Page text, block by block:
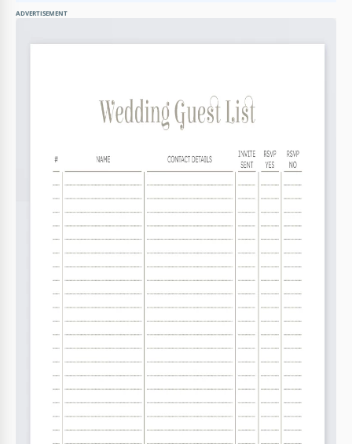
ADVERTISEMENT